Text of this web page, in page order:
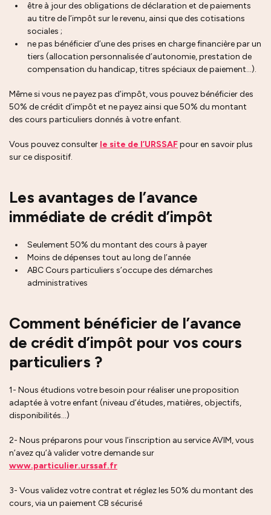
être à jour des obligations de déclaration et de paiements
au titre de l’impôt sur le revenu, ainsi que des cotisations
sociales ;
ne pas bénéficier d’une des prises en charge financière par un
tiers (allocation personnalisée d’autonomie, prestation de
compensation du handicap, titres spéciaux de paiement…).
Même si vous ne payez pas d’impôt, vous pouvez bénéficier des
50% de crédit d’impôt et ne payez ainsi que 50% du montant
des cours particuliers donnés à votre enfant.
Vous pouvez consulter le site de l’URSSAFpour en savoir plus
sur ce dispositif.
Les avantages de l’avance
immédiate de crédit d’impôt
Seulement 50% du montant des cours à payer
Moins de dépenses tout au long de l’année
ABC Cours particuliers s’occupe des démarches
administratives
Comment bénéficier de l’avance
de crédit d’impôt pour vos cours
particuliers ?
1- Nous étudions votre besoin pour réaliser une proposition
adaptée à votre enfant (niveau d’études, matières, objectifs,
disponibilités…)
2- Nous préparons pour vous l’inscription au service AVIM, vous
n’avez qu’à valider votre demande sur
www.particulier.urssaf.fr
3- Vous validez votre contrat et réglez les 50% du montant des
cours, via un paiement CB sécurisé